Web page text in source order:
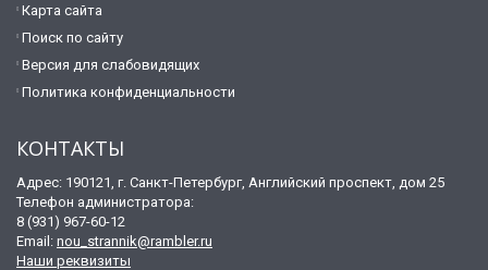
Карта сайта
Поиск по сайту
Версия для слабовидящих
Политика конфиденциальности
КОНТАКТЫ
Адрес: 190121, г. Санкт-Петербург, Английский проспект, дом 25
Телефон администратора:
8 (931) 967-60-12
Email: nou_strannik@rambler.ru
Наши реквизиты